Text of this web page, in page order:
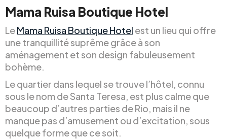
Mama Ruisa Boutique Hotel
LeMama Ruisa Boutique Hotel est un lieu qui offre
une tranquillité suprême grâce à son
aménagement et son design fabuleusement
bohème.
Le quartier dans lequel se trouve l’hôtel, connu
sous le nom de Santa Teresa, est plus calme que
beaucoup d’autres parties de Rio, mais il ne
manque pas d’amusement ou d’excitation, sous
quelque forme que ce soit.